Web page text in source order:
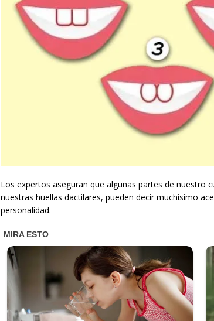
Los expertos aseguran que algunas partes de nuestro
nuestras huellas dactilares, pueden decir muchísimo
personalidad.